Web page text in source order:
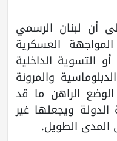
أن لبنان الرسمي
العسكرية
التسوية الداخلية
والمرونة
الراهن ما قد
ويجعلها غير
الطويل.